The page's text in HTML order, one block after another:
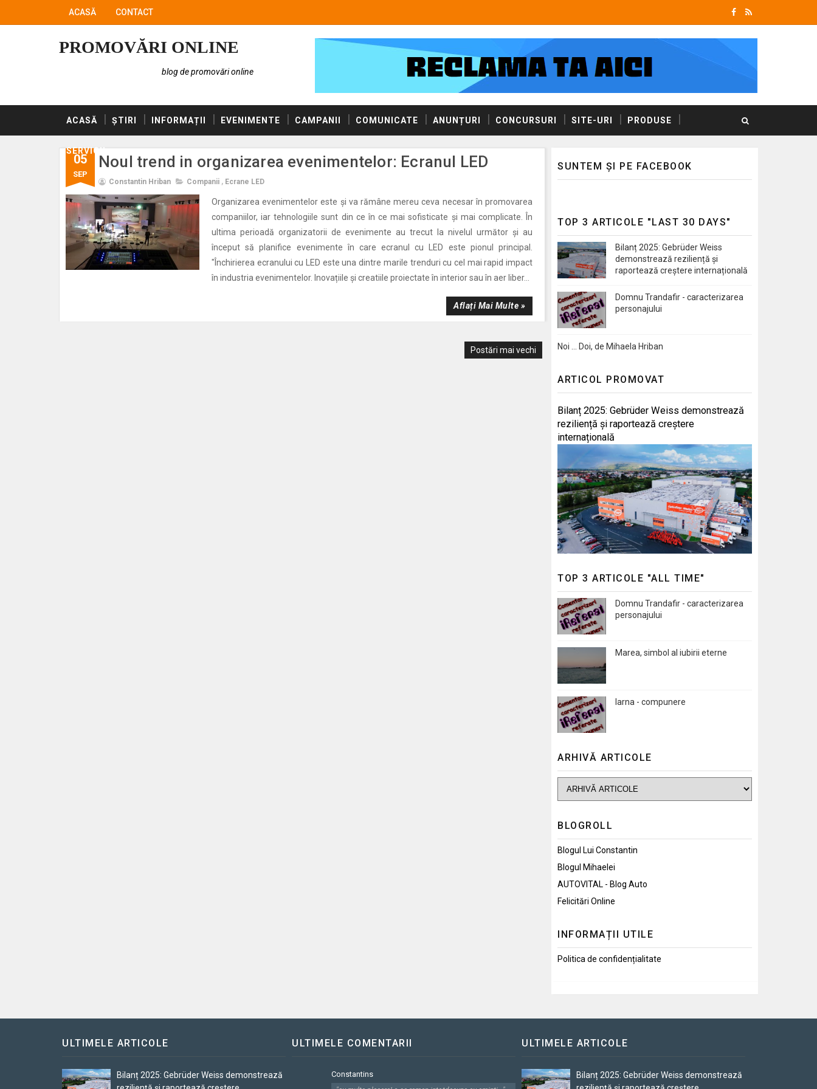
ACASĂ CONTACT
PROMOVĂRI ONLINE
blog de promovări online
ACASĂ ȘTIRI INFORMAȚII EVENIMENTE CAMPANII COMUNICATE ANUNȚURI CONCURSURI SITE-URI PRODUSE
SERVICII
05
SEP
Noul trend in organizarea evenimentelor: Ecranul LED
Constantin Hriban Companii , Ecrane LED
Organizarea evenimentelor este și va rămâne mereu ceva necesar în promovarea
companiilor, iar tehnologiile sunt din ce în ce mai sofisticate și mai complicate. În
ultima perioadă organizatorii de evenimente au trecut la nivelul următor și au
început să planifice evenimente în care ecranul cu LED este pionul principal.
"Închirierea ecranului cu LED este una dintre marile trenduri cu cel mai rapid impact
în industria evenimentelor. Inovațiile și creatiile proiectate în interior sau în aer liber...
Aflați Mai Multe »
Postări mai vechi
SUNTEM ȘI PE FACEBOOK
TOP 3 ARTICOLE "LAST 30 DAYS"
Bilanț 2025: Gebrüder Weiss
demonstrează reziliență și
raportează creștere internațională
Domnu Trandafir - caracterizarea
personajului
Noi … Doi, de Mihaela Hriban
ARTICOL PROMOVAT
Bilanț 2025: Gebrüder Weiss demonstrează
reziliență și raportează creștere
internațională
TOP 3 ARTICOLE "ALL TIME"
Domnu Trandafir - caracterizarea
personajului
Marea, simbol al iubirii eterne
Iarna - compunere
ARHIVĂ ARTICOLE
BLOGROLL
Blogul Lui Constantin
Blogul Mihaelei
AUTOVITAL - Blog Auto
Felicitări Online
INFORMAȚII UTILE
Politica de confidențialitate
ULTIMELE ARTICOLE
Bilanț 2025: Gebrüder Weiss demonstrează
ULTIMELE COMENTARII
Constantins
ULTIMELE ARTICOLE
Bilanț 2025: Gebrüder Weiss demonstrează